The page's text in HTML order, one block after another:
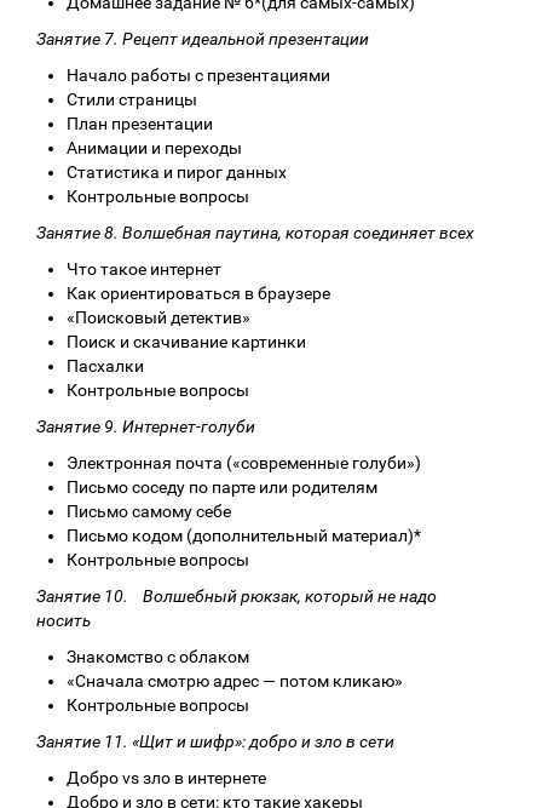
Занятие 7. Рецепт идеальной презентации
Начало работы с презентациями
Стили страницы
План презентации
Анимации и переходы
Статистика и пирог данных
Контрольные вопросы
Занятие 8. Волшебная паутина, которая соединяет всех
Что такое интернет
Как ориентироваться в браузере
«Поисковый детектив»
Поиск и скачивание картинки
Пасхалки
Контрольные вопросы
Занятие 9. Интернет-голуби
Электронная почта («современные голуби»)
Письмо соседу по парте или родителям
Письмо самому себе
Письмо кодом (дополнительный материал)*
Контрольные вопросы
Занятие 10. Волшебный рюкзак, который не надо
носить
Знакомство с облаком
«Сначала смотрю адрес — потом кликаю»
Контрольные вопросы
Занятие 11. «Щит и шифр»: добро и зло в сети
Добро vs зло в интернете
Добро и зло в сети: кто такие хакеры